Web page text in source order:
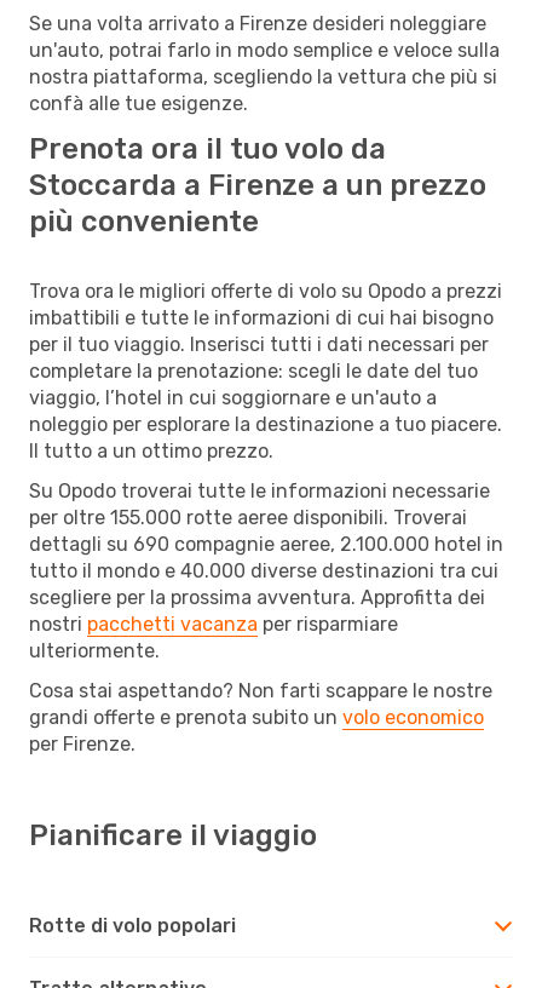
Se una volta arrivato a Firenze desideri noleggiare
un'auto, potrai farlo in modo semplice e veloce sulla
nostra piattaforma, scegliendo la vettura che più si
confà alle tue esigenze.
Prenota ora il tuo volo da
Stoccarda a Firenze a un prezzo
più conveniente
Trova ora le migliori offerte di volo su Opodo a prezzi
imbattibili e tutte le informazioni di cui hai bisogno
per il tuo viaggio. Inserisci tutti i dati necessari per
completare la prenotazione: scegli le date del tuo
viaggio, l’hotel in cui soggiornare e un'auto a
noleggio per esplorare la destinazione a tuo piacere.
Il tutto a un ottimo prezzo.
Su Opodo troverai tutte le informazioni necessarie
per oltre 155.000 rotte aeree disponibili. Troverai
dettagli su 690 compagnie aeree, 2.100.000 hotel in
tutto il mondo e 40.000 diverse destinazioni tra cui
scegliere per la prossima avventura. Approfitta dei
nostri pacchetti vacanza per risparmiare
ulteriormente.
Cosa stai aspettando? Non farti scappare le nostre
grandi offerte e prenota subito un volo economico
per Firenze.
Pianificare il viaggio
Rotte di volo popolari